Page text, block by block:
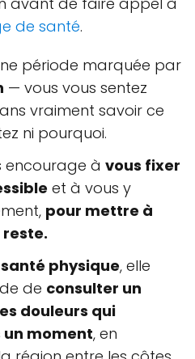
de santé.
période marquée par
— vous vous sentez
vraiment savoir ce
ni pourquoi.
encourage à vous fixer
et à vous y
pour mettre à
santé physique, elle
de consulter un
douleurs qui
moment, en